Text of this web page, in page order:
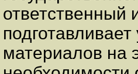
ответственный
материалов на